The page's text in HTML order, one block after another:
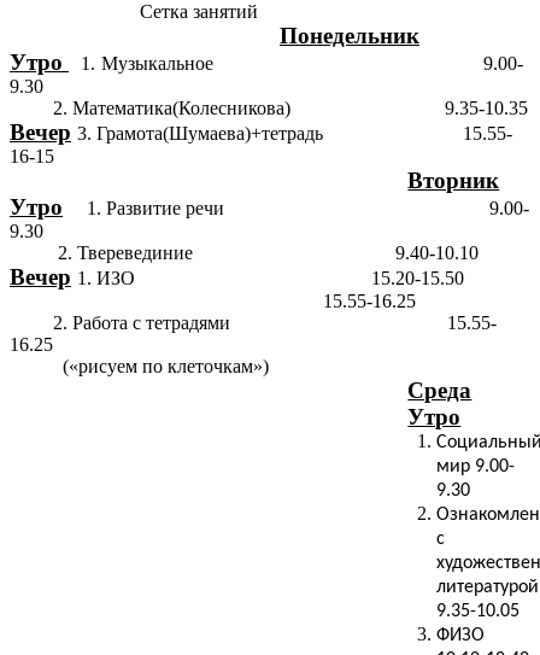
Сетка занятий
Понедельник
Утро
1. Музыкальное 9.00-
9.30
2. Математика(Колесникова) 9.35-10.35
Вечер 3. Грамота(Шумаева)+тетрадь 15.55-
16-15
Вторник
Утро
1. Развитие речи 9.00-
9.30
2. Тверевединие 9.40-10.10
Вечер 1. ИЗО 15.20-15.50
15.55-16.25
2. Работа с тетрадями 15.55-
16.25
(«рисуем по клеточкам»)
Среда
Утро
мир 9.00-
9.30
с
литературой
9.35-10.05
ФИЗО